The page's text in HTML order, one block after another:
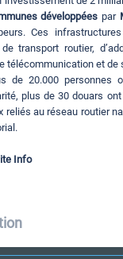
développées par
Ces
transport routier,
télécommunication et de
de 20.000 personnes
plus de 30 douars
reliés au réseau routier
Info